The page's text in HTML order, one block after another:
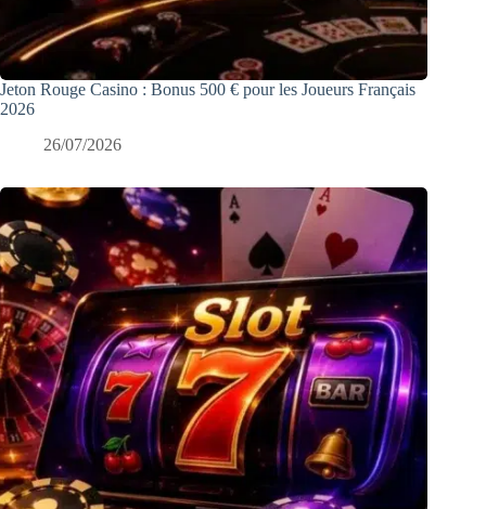
Jeton Rouge Casino : Bonus 500 € pour les Joueurs Français
2026
26/07/2026